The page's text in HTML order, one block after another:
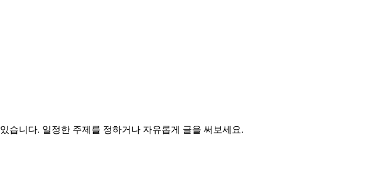
습니다. 일정한 주제를 정하거나 자유롭게 글을 써보세요.